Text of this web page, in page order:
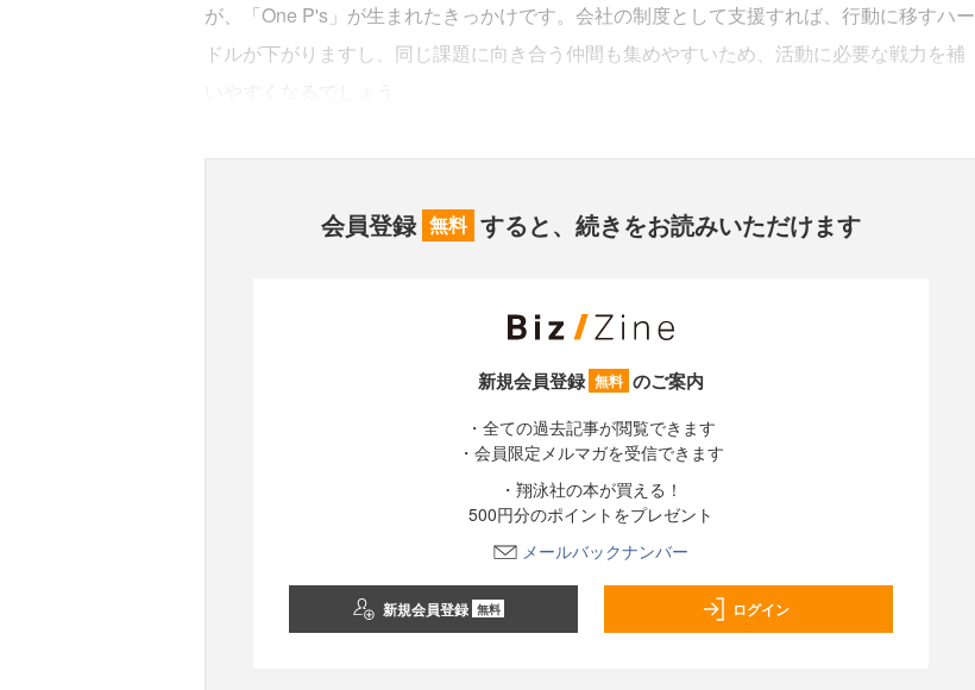
が、「One P's」が生まれたきっかけです。会社の制度として支援すれば、行動に移すハー
ドルが下がりますし、同じ課題に向き合う仲間も集めやすいため、活動に必要な戦力を補
会員登録 無料 すると、続きをお読みいただけます
新規会員登録 無料 のご案内
・全ての過去記事が閲覧できます
・会員限定メルマガを受信できます
・翔泳社の本が買える！
500円分のポイントをプレゼント
メールバックナンバー
新規会員登録 無料 ログイン